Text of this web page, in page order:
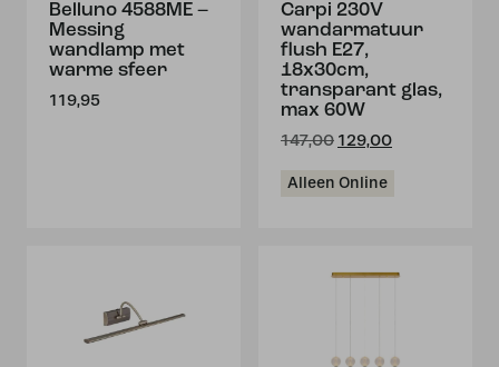
Belluno 4588ME –
Messing
wandlamp met
warme sfeer
119,95
Carpi 230V
wandarmatuur
flush E27,
18x30cm,
transparant glas,
max 60W
147,00 Oorspronkelijke
was:
129,00Huidige
Alleen Online